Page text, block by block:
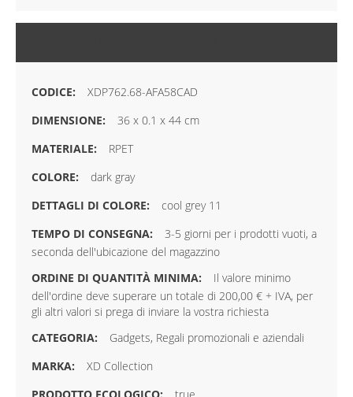
XDP762.68-AFA58CAD
36 x 0.1 x 44 cm
RPET
dark gray
cool grey 11
3-5 giorni per i prodotti vuoti, a
seconda dell'ubicazione del magazzino
Il valore minimo
dell'ordine deve superare un totale di 200,00 € + IVA, per
gli altri valori si prega di inviare la vostra richiesta
Gadgets, Regali promozionali e aziendali
XD Collection